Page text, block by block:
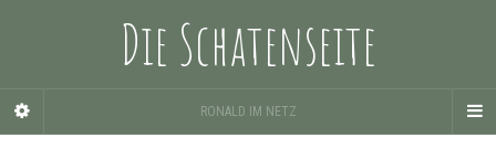
Die Schatenseite
RONALD IM NETZ